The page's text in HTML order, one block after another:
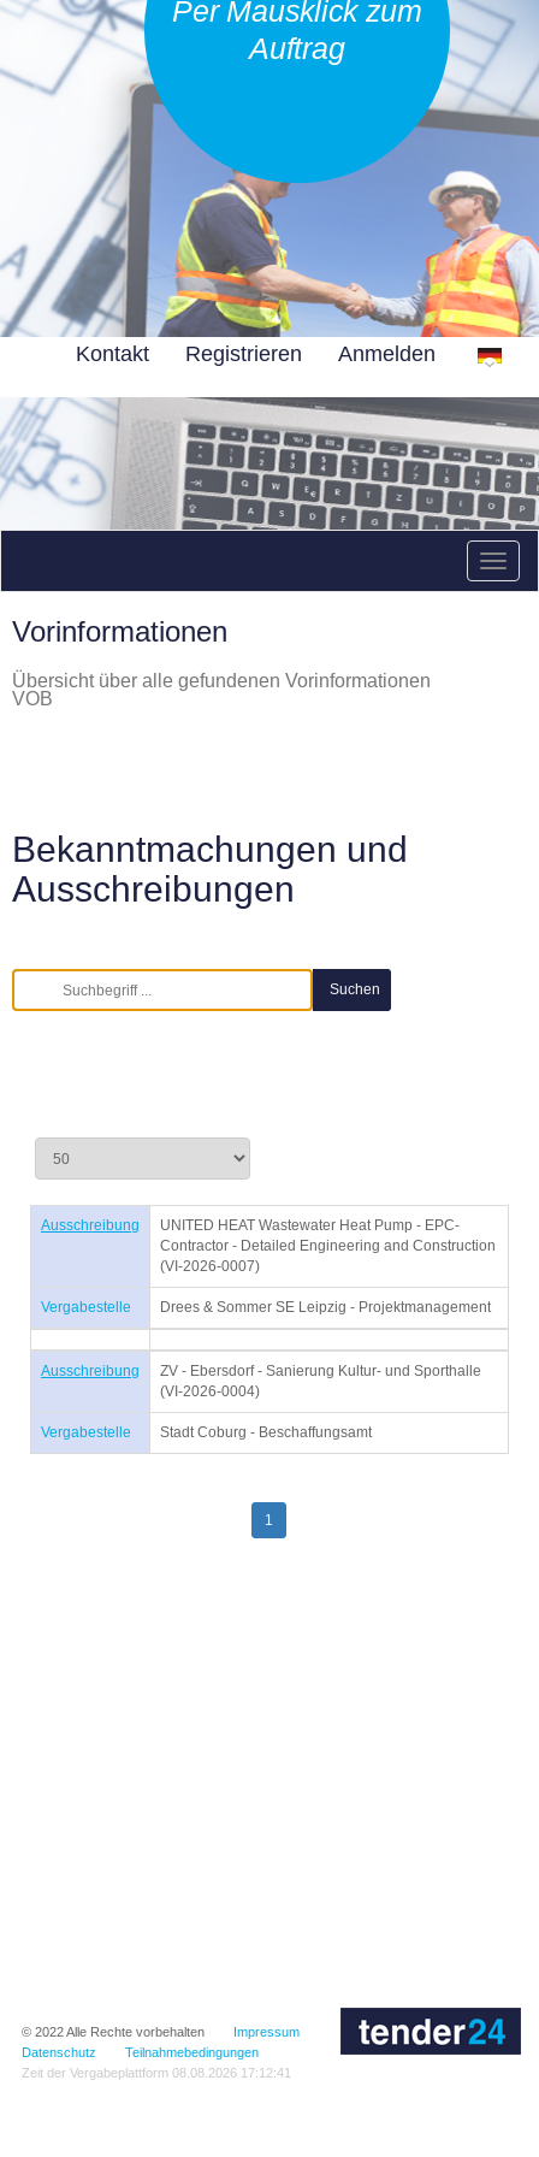
Per Mausklick zum
Auftrag
Kontakt Registrieren Anmelden
Vorinformationen
Übersicht über alle gefundenen Vorinformationen
VOB
Bekanntmachungen und
Ausschreibungen
Ausschreibung
UNITED HEAT Wastewater Heat Pump - EPC-
Contractor - Detailed Engineering and Construction
(VI-2026-0007)
Vergabestelle Drees & Sommer SE Leipzig - Projektmanagement
Ausschreibung
ZV - Ebersdorf - Sanierung Kultur- und Sporthalle
(VI-2026-0004)
Vergabestelle Stadt Coburg - Beschaffungsamt
1
© 2022Alle Rechte vorbehalten
Impressum
Datenschutz
Teilnahmebedingungen
Zeit der Vergabeplattform 08.08.2026 17:12:41